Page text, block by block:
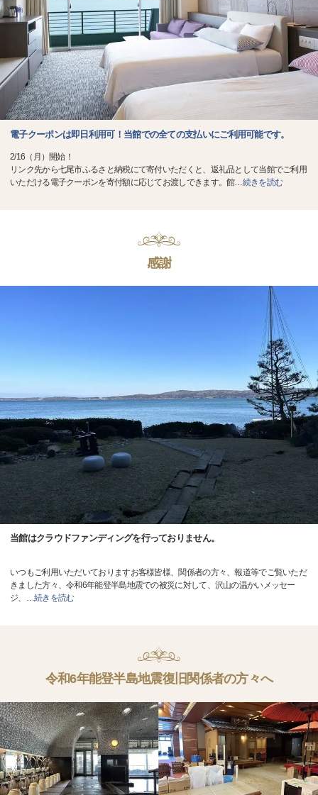
電子クーポンは即日利用可！当館での全ての支払いにご利用可能です。
2/16（月）開始！
リンク先から七尾市ふるさと納税にて寄付いただくと、返礼品として当館でご利用
いただける電子クーポンを寄付額に応じてお渡しできます。館…続きを読む
感謝
当館はクラウドファンディングを行っておりません。
いつもご利用いただいておりますお客様皆様、関係者の方々、報道等でご覧いただ
きました方々、令和6年能登半島地震での被災に対して、沢山の温かいメッセー
ジ、 …続きを読む
令和6年能登半島地震復旧関係者の方々へ